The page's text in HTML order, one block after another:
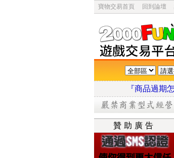
寶物交易首頁 回到論壇
『商品過
贊助廣告